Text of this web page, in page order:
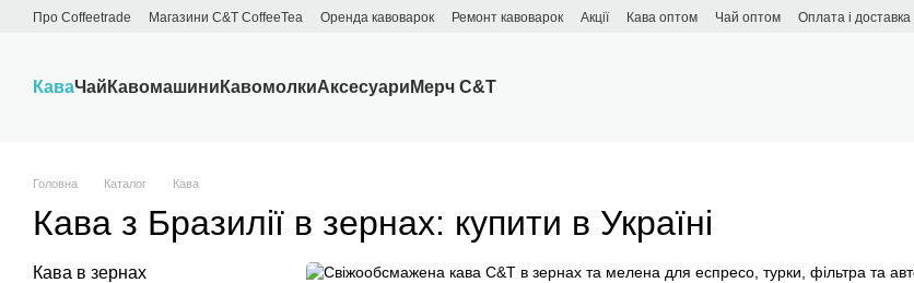
Перейти до основного контенту
Про Сoffeetrade Магазини C&T CoffeeTea Оренда кавоварок Ремонт кавоварок Акції Кава оптом Чай оптом Оплата і доставка
КаваЧай Кавомашини КавомолкиАксесуари Мерч C&T
Головна Каталог Кава
Кава з Бразилії в зернах: купити в Україні
Кава в зернах